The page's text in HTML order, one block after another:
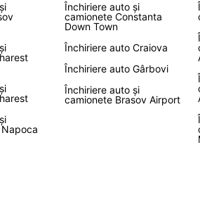
Închiriere auto și
camionete Constanta
Down Town
Închiriere auto Craiova
Închiriere auto Gârbovi
Închiriere auto și
camionete Brasov Airport